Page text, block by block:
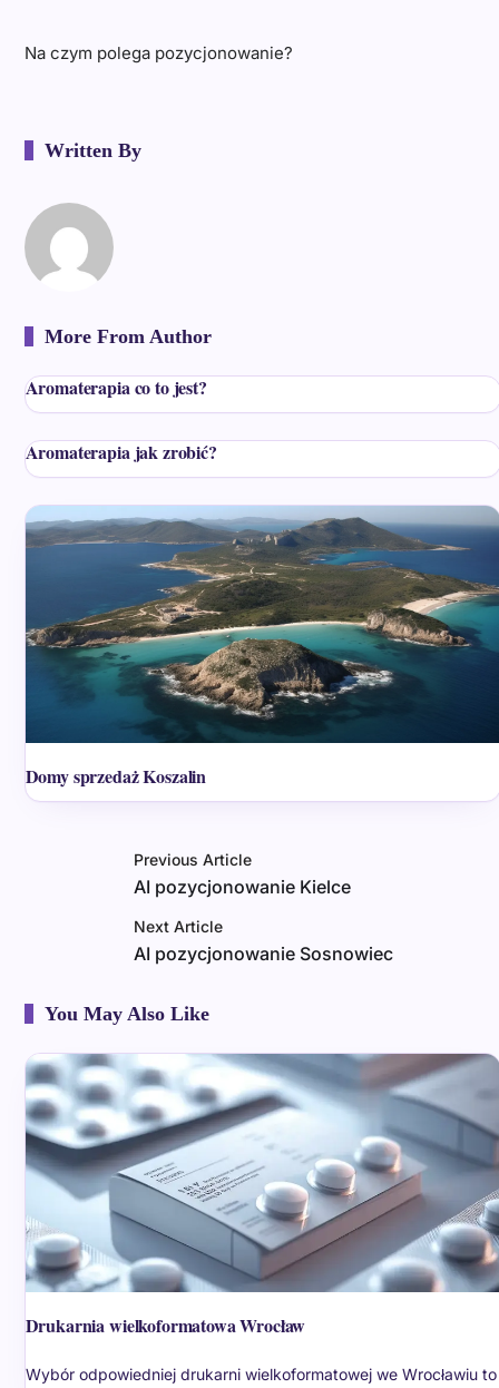
Na czym polega pozycjonowanie?
Written By
More From Author
Aromaterapia co to jest?
Aromaterapia jak zrobić?
Domy sprzedaż Koszalin
Previous Article
AI pozycjonowanie Kielce
Next Article
AI pozycjonowanie Sosnowiec
You May Also Like
Drukarnia wielkoformatowa Wrocław
Wybór odpowiedniej drukarni wielkoformatowej we Wrocławiu to